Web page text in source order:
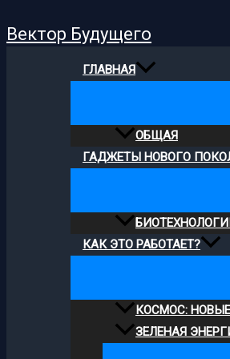
кВектор Будущего
ГЛАВНАЯ
ОБЩАЯ
ГАДЖЕТЫ НОВОГО
КАК ЭТО РАБОТАЕТ?
КОСМОС:
ЗЕЛЕНАЯ